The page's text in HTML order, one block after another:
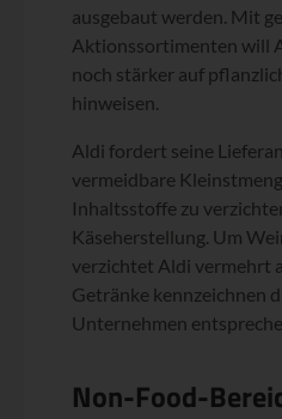
ausgebaut werden. Mit
Aktionssortimenten will
noch stärker auf
hinweisen.
Aldi fordert seine
vermeidbare
Inhaltsstoffe zu
Käseherstellung. Um
verzichtet Aldi vermehrt
Getränke kennzeichnen
Unternehmen
Non-Food-